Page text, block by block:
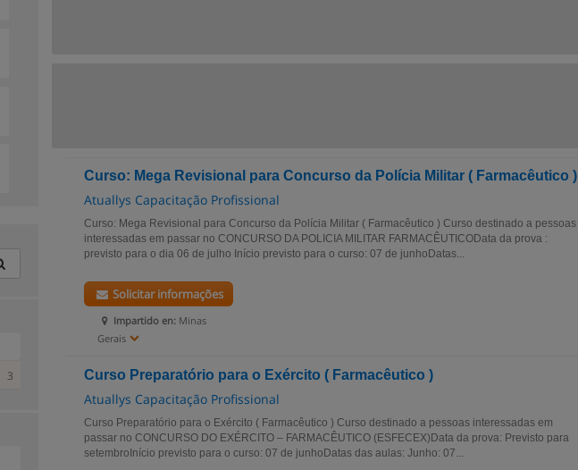
Curso: Mega Revisional para Concurso da Polícia Militar ( Farmacêutico )
Atuallys Capacitação Profissional
Curso: Mega Revisional para Concurso da Polícia Militar ( Farmacêutico ) Curso destinado a pessoas
interessadas em passar no CONCURSO DA POLICIA MILITAR FARMACÊUTICOData da prova :
previsto para o dia 06 de julho Início previsto para o curso: 07 de junhoDatas...
Impartido en: Minas
Gerais
Solicitar informações
Curso Preparatório para o Exército ( Farmacêutico )
Atuallys Capacitação Profissional
Curso Preparatório para o Exército ( Farmacêutico ) Curso destinado a pessoas interessadas em
passar no CONCURSO DO EXÉRCITO – FARMACÊUTICO (ESFECEX)Data da prova: Previsto para
setembroInício previsto para o curso: 07 de junhoDatas das aulas: Junho: 07...
3